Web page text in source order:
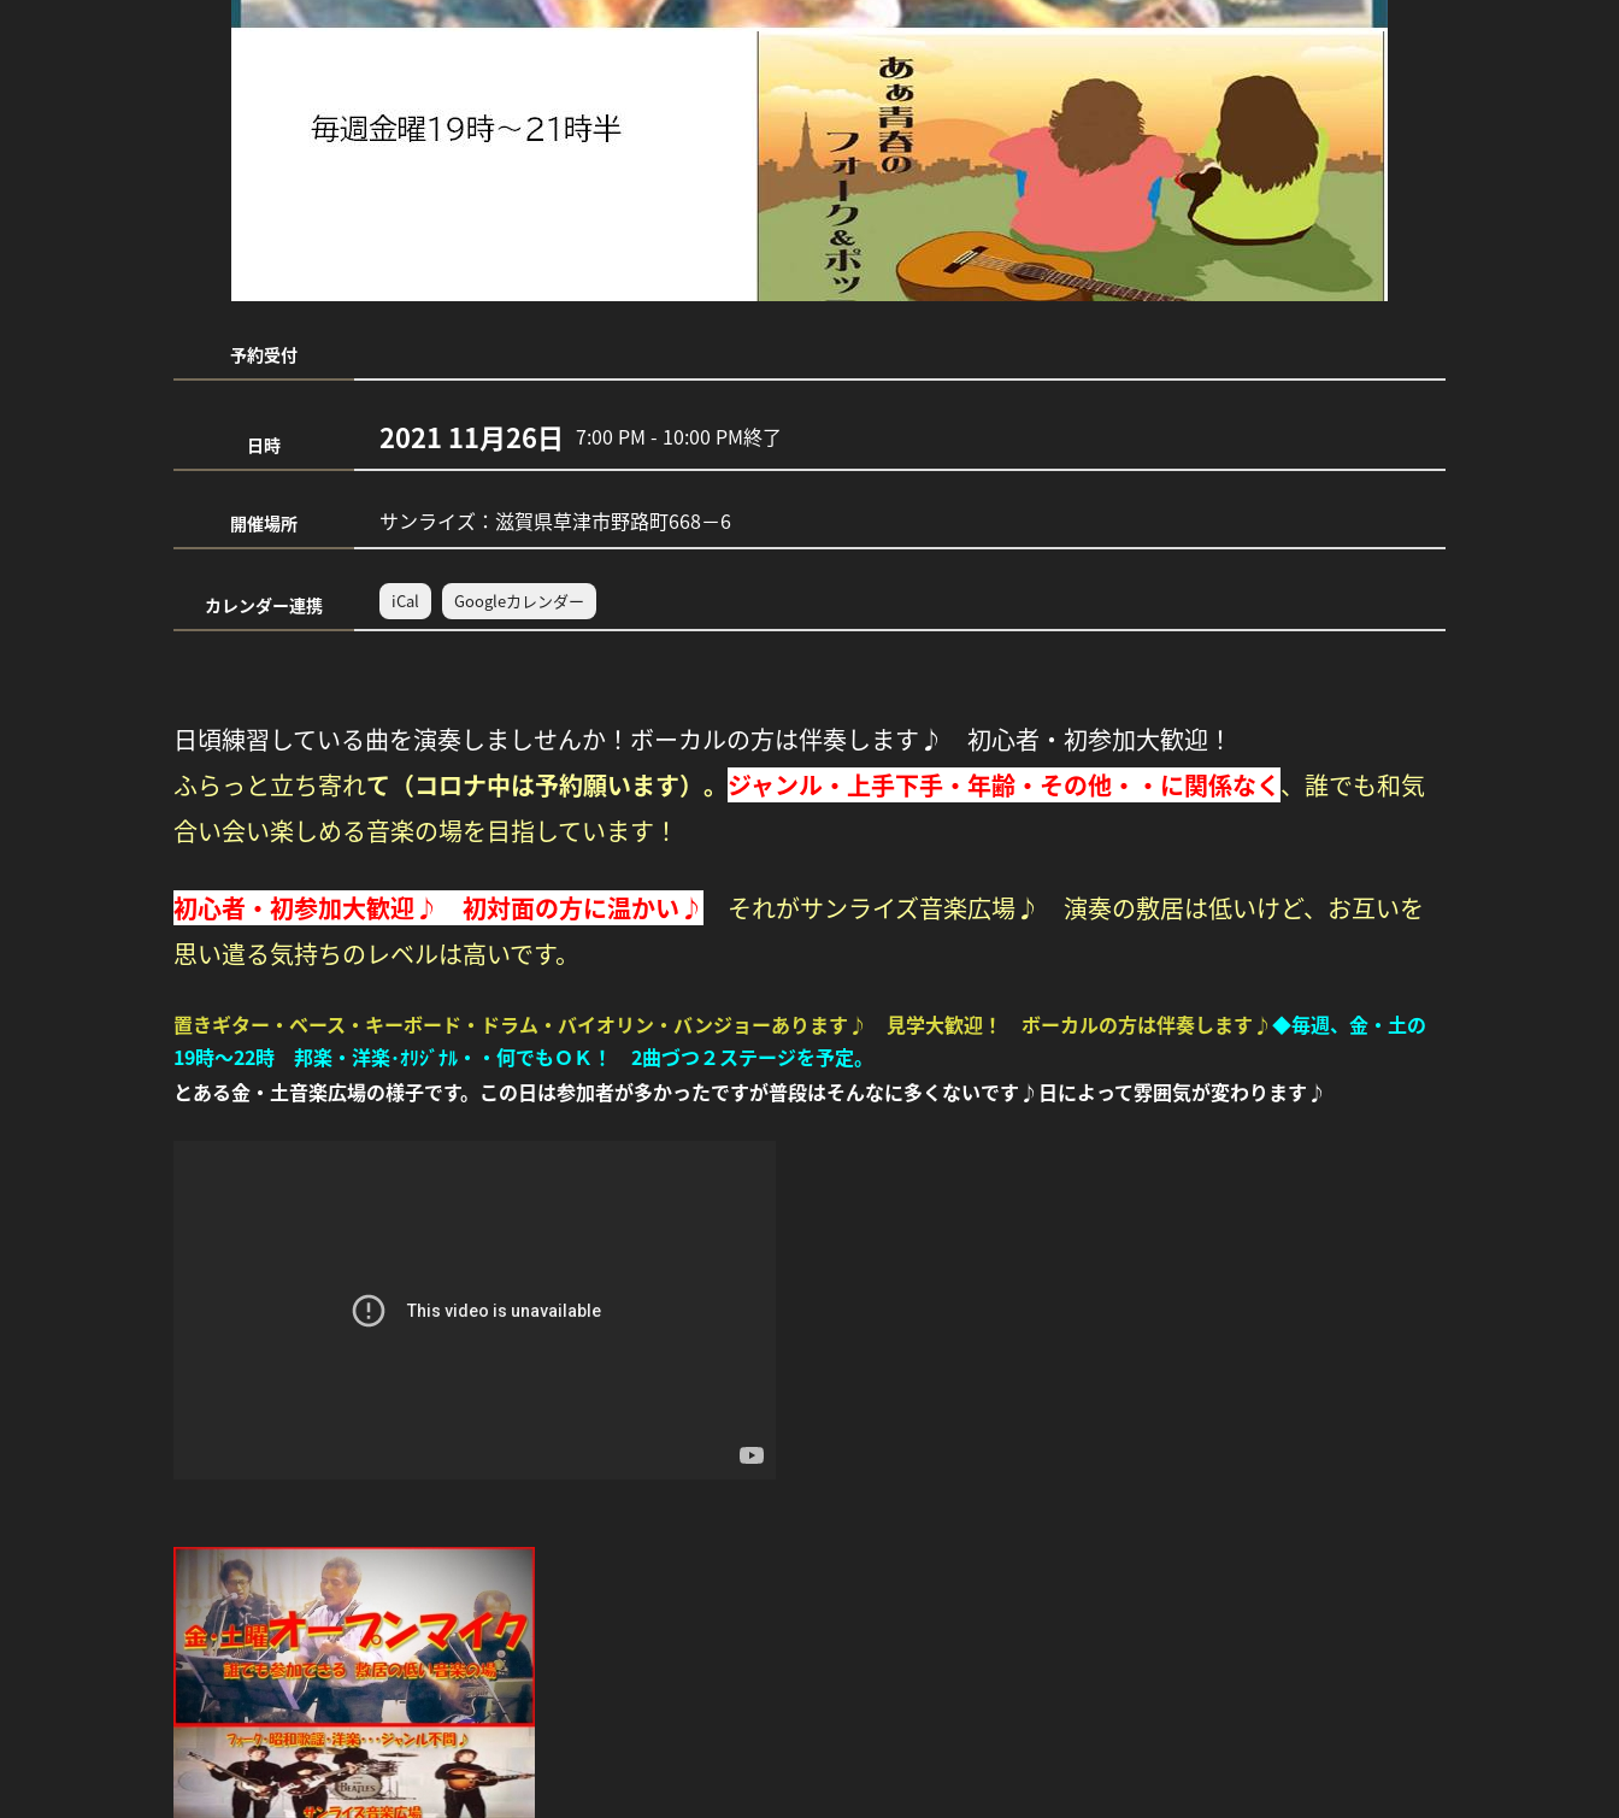
予約受付
日時 2021 11月26日 7:00 PM - 10:00 PM終了
開催場所 サンライズ：滋賀県草津市野路町668－6
カレンダー連携 iCal Googleカレンダー
日頃練習している曲を演奏しましせんか！ボーカルの方は伴奏します♪ 初心者・初参加大歓迎！
ふらっと立ち寄れて（コロナ中は予約願います）。 ジャンル・上手下手・年齢・その他・・に関係なく 、 誰でも和気
合い会い楽しめる音楽の場を目指しています！
初心者・初参加大歓迎♪ 初対面の方に温かい♪
それがサンライズ音楽広場♪ 演奏の敷居は低いけど、お互いを
思い遣る気持ちのレベルは高いです。
置きギター・ベース・キーボード・ドラム・バイオリン・バンジョーあります♪ 見学大歓迎！ ボーカルの方は伴奏します♪◆毎週、金・土の
19時～22時 邦楽・洋楽･ｵﾘｼﾞﾅﾙ・・何でもＯＫ！ 2曲づつ２ステージを予定。
とある金・土音楽広場の様子です。この日は参加者が多かったですが普段はそんなに多くないです♪日によって雰囲気が変わります♪